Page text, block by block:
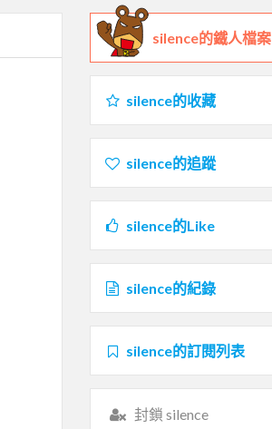
silence的鐵人檔案
silence的收藏
silence的追蹤
silence的Like
silence的紀錄
silence的訂閱列表
封鎖 silence